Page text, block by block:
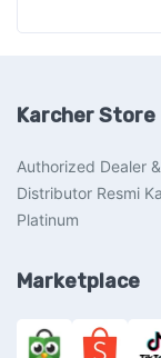
Karcher Store
Authorized Dealer
Distributor Resmi
Platinum
Marketplace